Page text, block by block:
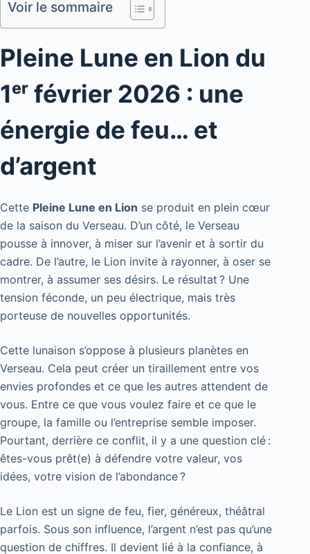
Voir le sommaire
Pleine Lune en Lion du
1ᵉʳ février 2026 : une
énergie de feu… et
d’argent
Cette Pleine Lune en Lion se produit en plein cœur
de la saison du Verseau. D’un côté, le Verseau
pousse à innover, à miser sur l’avenir et à sortir du
cadre. De l’autre, le Lion invite à rayonner, à oser se
montrer, à assumer ses désirs. Le résultat ? Une
tension féconde, un peu électrique, mais très
porteuse de nouvelles opportunités.
Cette lunaison s’oppose à plusieurs planètes en
Verseau. Cela peut créer un tiraillement entre vos
envies profondes et ce que les autres attendent de
vous. Entre ce que vous voulez faire et ce que le
groupe, la famille ou l’entreprise semble imposer.
Pourtant, derrière ce conflit, il y a une question clé :
êtes-vous prêt(e) à défendre votre valeur, vos
idées, votre vision de l’abondance ?
Le Lion est un signe de feu, fier, généreux, théâtral
parfois. Sous son influence, l’argent n’est pas qu’une
question de chiffres. Il devient lié à la confiance, à